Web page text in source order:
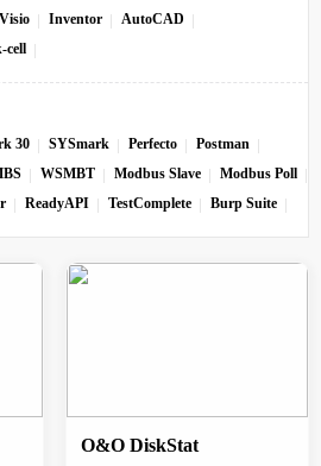
Visio Inventor
AutoCAD
cell
30 SYSmark Perfecto
Postman
WSMBT Modbus Slave
Modbus Poll
ReadyAPI TestComplete Burp Suite
O&O DiskStat